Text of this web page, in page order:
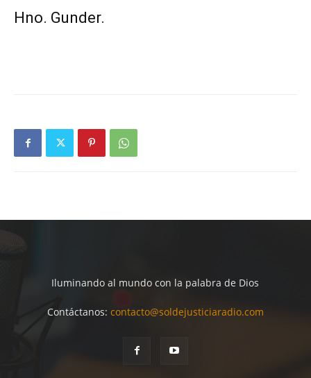
Hno. Gunder.
Iluminando al mundo con la palabra de Dios
Contáctanos: contacto@soldejusticiaradio.com